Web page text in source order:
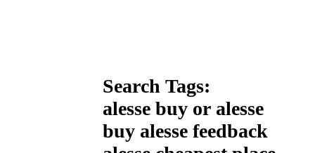
Search Tags:
alesse buy or alesse
buy alesse feedback